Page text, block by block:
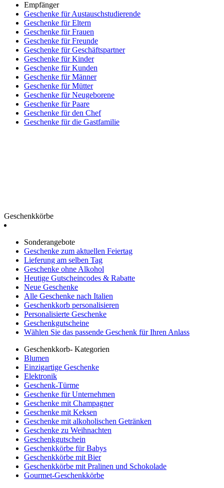
Empfänger
Geschenke für Austauschstudierende
Geschenke für Eltern
Geschenke für Frauen
Geschenke für Freunde
Geschenke für Geschäftspartner
Geschenke für Kinder
Geschenke für Kunden
Geschenke für Männer
Geschenke für Mütter
Geschenke für Neugeborene
Geschenke für Paare
Geschenke für den Chef
Geschenke für die Gastfamilie
Geschenkkörbe
Sonderangebote
Geschenke zum aktuellen Feiertag
Lieferung am selben Tag
Geschenke ohne Alkohol
Heutige Gutscheincodes & Rabatte
Neue Geschenke
Alle Geschenke nach Italien
Geschenkkorb personalisieren
Personalisierte Geschenke
Geschenkgutscheine
Wählen Sie das passende Geschenk für Ihren Anlass
Geschenkkorb- Kategorien
Blumen
Einzigartige Geschenke
Elektronik
Geschenk-Türme
Geschenke für Unternehmen
Geschenke mit Champagner
Geschenke mit Keksen
Geschenke mit alkoholischen Getränken
Geschenke zu Weihnachten
Geschenkgutschein
Geschenkkörbe für Babys
Geschenkkörbe mit Bier
Geschenkkörbe mit Pralinen und Schokolade
Gourmet-Geschenkkörbe